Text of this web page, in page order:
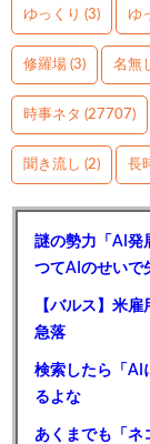
ゆっくり (3) ゆ
修羅場 (3) 名無
時事ネタ (27707)
聞き流し (2) 長
謎の勢力「AI発
つてAIのせいで
【バルス】米
急落
検索したら「AI
るよな
あくまでも「ネ